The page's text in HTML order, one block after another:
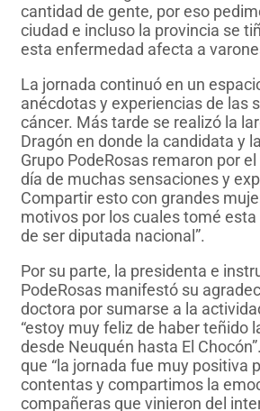
cantidad de gente, por eso
ciudad e incluso la provincia se
esta enfermedad afecta a
La jornada continuó en un
anécdotas y experiencias de las
cáncer. Más tarde se realizó la
Dragón en donde la candidata y
Grupo PodeRosas remaron por el
día de muchas sensaciones y
Compartir esto con grandes
motivos por los cuales tomé
de ser diputada nacional”.
Por su parte, la presidenta e
PodeRosas manifestó su
doctora por sumarse a la
“estoy muy feliz de haber teñido
desde Neuquén hasta El
que “la jornada fue muy positiva
contentas y compartimos la
compañeras que vinieron del